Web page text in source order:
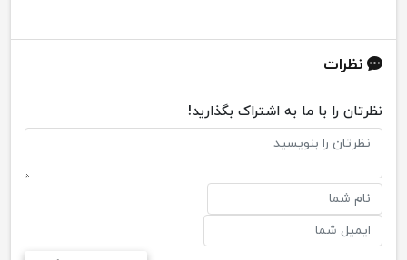
نظرات
نظرتان را با ما به اشتراک بگذارید!